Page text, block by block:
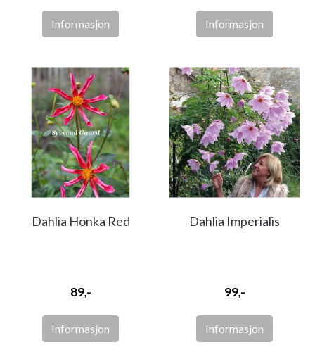
Informasjon Informasjon
Dahlia Honka Red
89,-
Informasjon
Dahlia Imperialis
99,-
Informasjon